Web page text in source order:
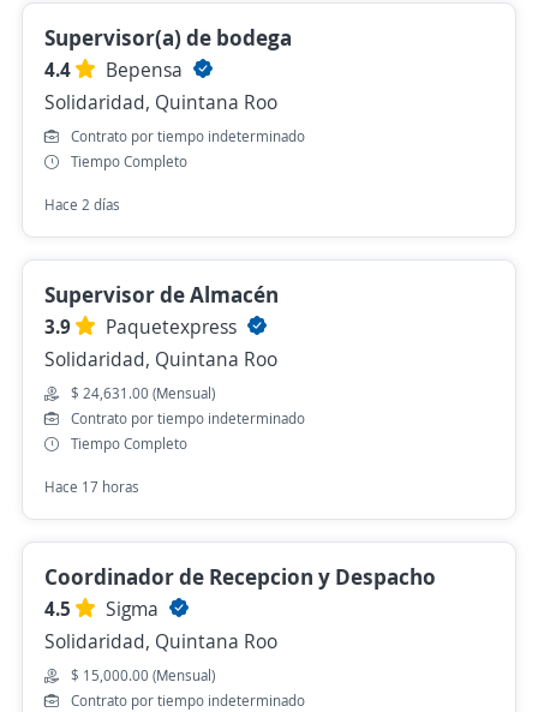
Supervisor(a) de bodega
4.4
Bepensa
Solidaridad, Quintana Roo
Contrato por tiempo indeterminado
Tiempo Completo
Hace 2 días
Supervisor de Almacén
3.9
Paquetexpress
Solidaridad, Quintana Roo
$ 24,631.00 (Mensual)
Contrato por tiempo indeterminado
Tiempo Completo
Hace 17 horas
Coordinador de Recepcion y Despacho
4.5
Sigma
Solidaridad, Quintana Roo
$ 15,000.00 (Mensual)
Contrato por tiempo indeterminado